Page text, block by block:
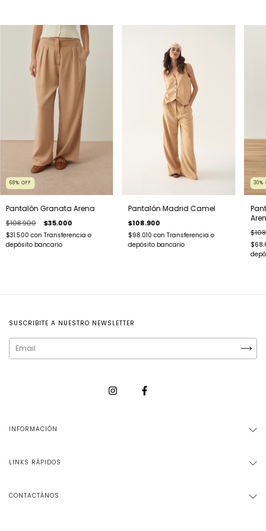
68% OFF
Pantalón Granata Arena
$108.900 $35.000
$31.500con Transferencia o
depósito bancario
Pantalón Madrid Camel
$108.900
$98.010con Transferencia o
depósito bancario
30%
SUSCRIBITE A NUESTRO NEWSLETTER
INFORMACIÓN
LINKS RÁPIDOS
CONTACTÁNOS